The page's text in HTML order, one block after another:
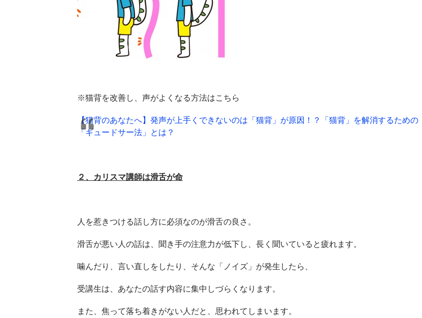
※猫背を改善し、声がよくなる方法はこちら
【猫背のあなたへ】発声が上手くできないのは「猫背」が原因！？「猫背」を解消するための
「ギュードサー法」とは？
２、カリスマ講師は滑舌が命
人を惹きつける話し方に必須なのが滑舌の良さ。
滑舌が悪い人の話は、聞き手の注意力が低下し、長く聞いていると疲れます。
噛んだり、言い直しをしたり、そんな「ノイズ」が発生したら、
受講生は、あなたの話す内容に集中しづらくなります。
また、焦って落ち着きがない人だと、思われてしまいます。